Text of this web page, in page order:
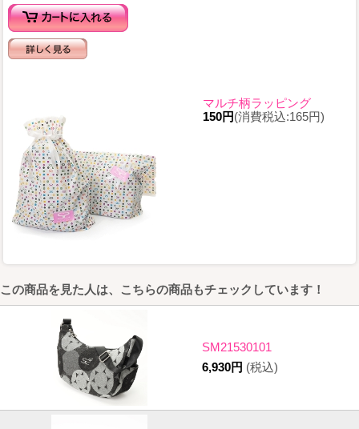
マルチ柄ラッピング
150円(消費税込:165円)
この商品を見た人は、こちらの商品もチェックしています！
SM21530101
6,930円 (税込)